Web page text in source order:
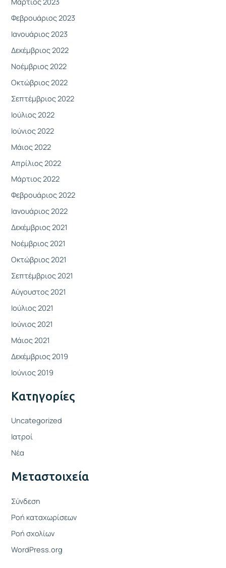
Φεβρουάριος 2023
Ιανουάριος 2023
Δεκέμβριος 2022
Νοέμβριος 2022
Οκτώβριος 2022
Σεπτέμβριος 2022
Ιούλιος 2022
Ιούνιος 2022
Μάιος 2022
Απρίλιος 2022
Μάρτιος 2022
Φεβρουάριος 2022
Ιανουάριος 2022
Δεκέμβριος 2021
Νοέμβριος 2021
Οκτώβριος 2021
Σεπτέμβριος 2021
Αύγουστος 2021
Ιούλιος 2021
Ιούνιος 2021
Μάιος 2021
Δεκέμβριος 2019
Ιούνιος 2019
Kατηγορίες
Uncategorized
Ιατροί
Νέα
Μεταστοιχεία
Σύνδεση
Ροή καταχωρίσεων
Ροή σχολίων
WordPress.org